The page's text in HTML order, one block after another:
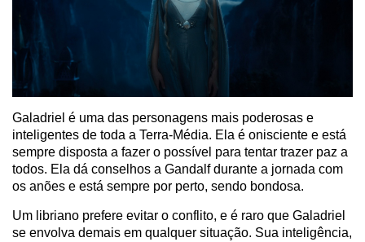
Galadriel é uma das personagens mais poderosas e
inteligentes de toda a Terra-Média. Ela é onisciente e está
sempre disposta a fazer o possível para tentar trazer paz a
todos. Ela dá conselhos a Gandalf durante a jornada com
os anões e está sempre por perto, sendo bondosa.
Um libriano prefere evitar o conflito, e é raro que Galadriel
se envolva demais em qualquer situação. Sua inteligência,